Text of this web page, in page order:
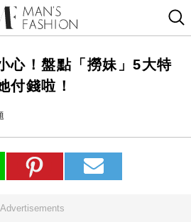
心！盤點「撈妹」5大特
付錢啦！
Advertisements